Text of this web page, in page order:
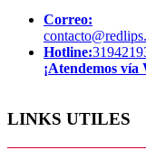
Correo:
Hotline:
¡Atendemos vía
LINKS UTILES